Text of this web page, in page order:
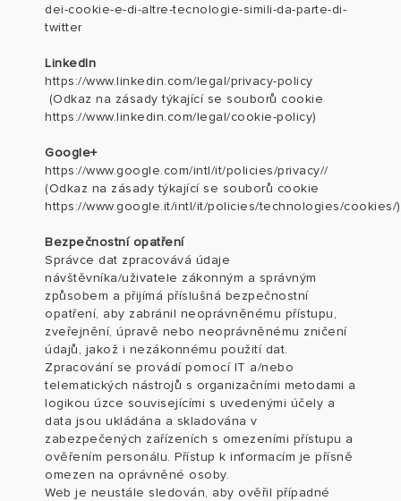
dei-cookie-e-di-altre-tecnologie-simili-da-parte-di-
twitter
LinkedIn
https://www.linkedin.com/legal/privacy-policy
(Odkaz na zásady týkající se souborů cookie
https://www.linkedin.com/legal/cookie-policy)
Google+
https://www.google.com/intl/it/policies/privacy//
(Odkaz na zásady týkající se souborů cookie
https://www.google.it/intl/it/policies/technologies/cookies/)
Bezpečnostní opatření
Správce dat zpracovává údaje
návštěvníka/uživatele zákonným a správným
způsobem a přijímá příslušná bezpečnostní
opatření, aby zabránil neoprávněnému přístupu,
zveřejnění, úpravě nebo neoprávněnému zničení
údajů, jakož i nezákonnému použití dat.
Zpracování se provádí pomocí IT a/nebo
telematických nástrojů s organizačními metodami a
logikou úzce souvisejícími s uvedenými účely a
data jsou ukládána a skladována v
zabezpečených zařízeních s omezeními přístupu a
ověřením personálu. Přístup k informacím je přísně
omezen na oprávněné osoby.
Web je neustále sledován, aby ověřil případné